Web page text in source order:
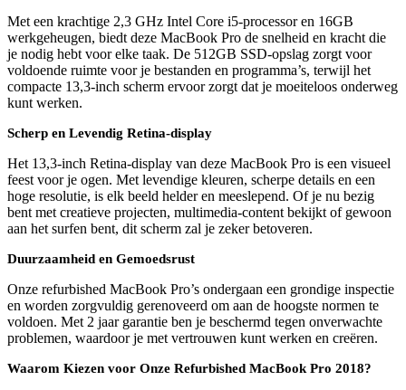
Met een krachtige 2,3 GHz Intel Core i5-processor en 16GB
werkgeheugen, biedt deze MacBook Pro de snelheid en kracht die
je nodig hebt voor elke taak. De 512GB SSD-opslag zorgt voor
voldoende ruimte voor je bestanden en programma’s, terwijl het
compacte 13,3-inch scherm ervoor zorgt dat je moeiteloos onderweg
kunt werken.
Scherp en Levendig Retina-display
Het 13,3-inch Retina-display van deze MacBook Pro is een visueel
feest voor je ogen. Met levendige kleuren, scherpe details en een
hoge resolutie, is elk beeld helder en meeslepend. Of je nu bezig
bent met creatieve projecten, multimedia-content bekijkt of gewoon
aan het surfen bent, dit scherm zal je zeker betoveren.
Duurzaamheid en Gemoedsrust
Onze refurbished MacBook Pro’s ondergaan een grondige inspectie
en worden zorgvuldig gerenoveerd om aan de hoogste normen te
voldoen. Met 2 jaar garantie ben je beschermd tegen onverwachte
problemen, waardoor je met vertrouwen kunt werken en creëren.
Waarom Kiezen voor Onze Refurbished MacBook Pro 2018?